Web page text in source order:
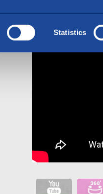
Statistics